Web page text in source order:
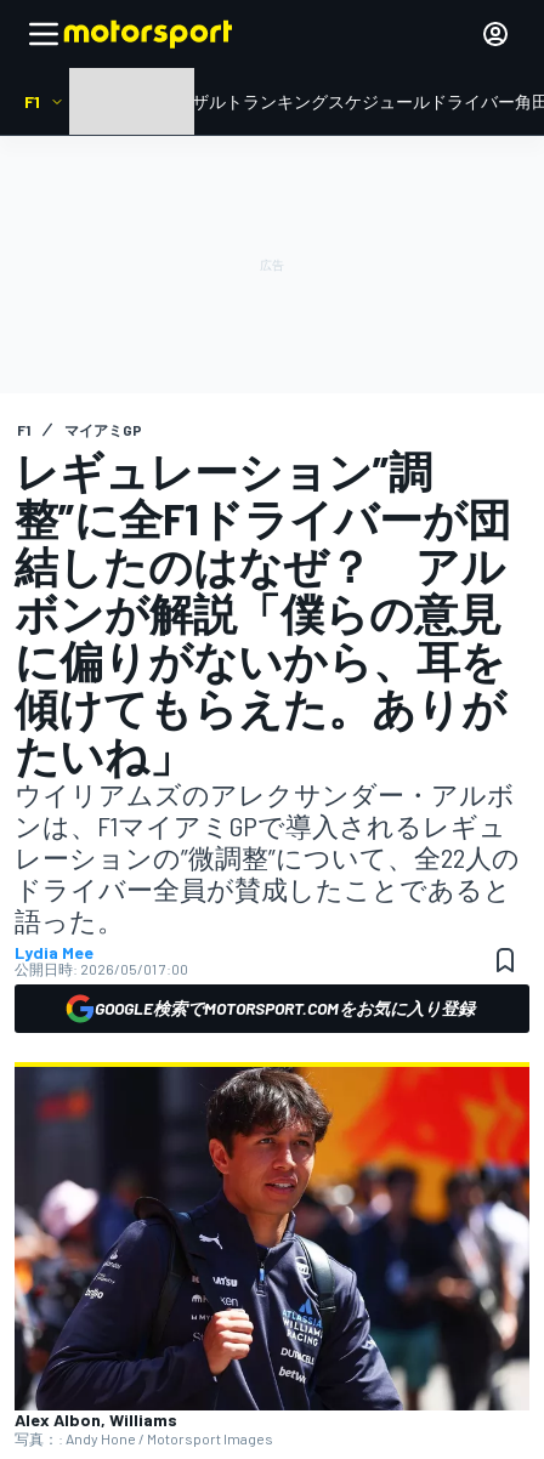
F1 リザルト ランキングスケジュール ドライバー角
F1 マイアミGP
レギュレーション”調
整”に全F1ドライバーが団
結したのはなぜ？ アル
ボンが解説「僕らの意見
に偏りがないから、耳を
傾けてもらえた。ありが
たいね」
ウイリアムズのアレクサンダー・アルボ
ンは、F1マイアミGPで導入されるレギュ
レーションの”微調整”について、全22人の
ドライバー全員が賛成したことであると
語った。
Lydia Mee
公開日時: 2026/05/01 7:00
GOOGLE検索でMOTORSPORT.COMをお気に入り登録
Alex Albon, Williams
写真：: Andy Hone / Motorsport Images